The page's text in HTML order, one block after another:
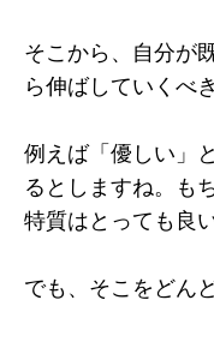
そこから、自分が
ら伸ばしていくべ
例えば「優しい」
るとしますね。も
特質はとっても良
でも、そこをどん